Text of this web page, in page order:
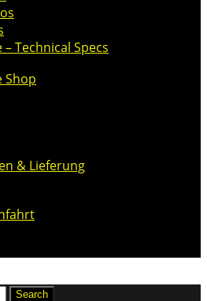
– Technical Specs
Shop
& Lieferung